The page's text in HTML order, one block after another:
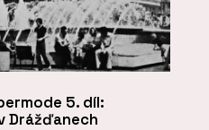
5. díl:
Drážďanech